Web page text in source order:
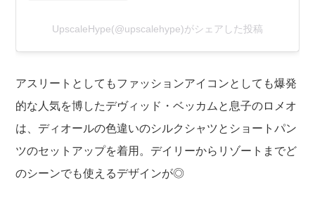
UpscaleHype(@upscalehype)がシェアした投稿
アスリートとしてもファッションアイコンとしても爆発
的な人気を博したデヴィッド・ベッカムと息子のロメオ
は、ディオールの色違いのシルクシャツとショートパン
ツのセットアップを着用。デイリーからリゾートまでど
のシーンでも使えるデザインが◎